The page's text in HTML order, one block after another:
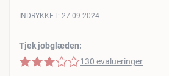
Tjek jobglæden:
3 af 5 stjerner
130 evalueringer
INDRYKKET: 27-09-2024